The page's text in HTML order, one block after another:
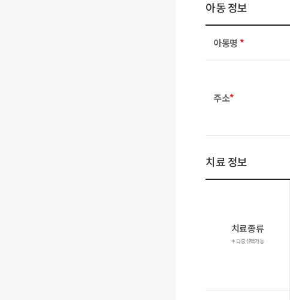
아동 정보
아동명*
주소*
치료 정보
치료종류
＊다중선택가능